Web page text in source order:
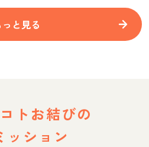
っと見る
トお結びの
ッション